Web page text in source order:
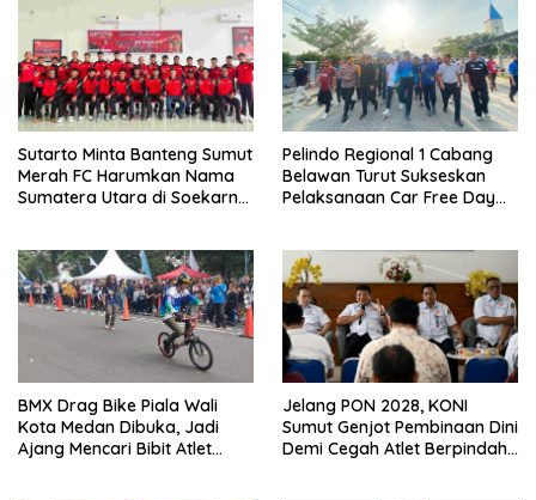
Sutarto Minta Banteng Sumut
Merah FC Harumkan Nama
Sumatera Utara di Soekarno
Pelindo Regional 1 Cabang
Belawan Turut Sukseskan
Pelaksanaan Car Free Day
BMX Drag Bike Piala Wali
Kota Medan Dibuka, Jadi
Ajang Mencari Bibit Atlet
Jelang PON 2028, KONI
Sumut Genjot Pembinaan Dini
Demi Cegah Atlet Berpindah